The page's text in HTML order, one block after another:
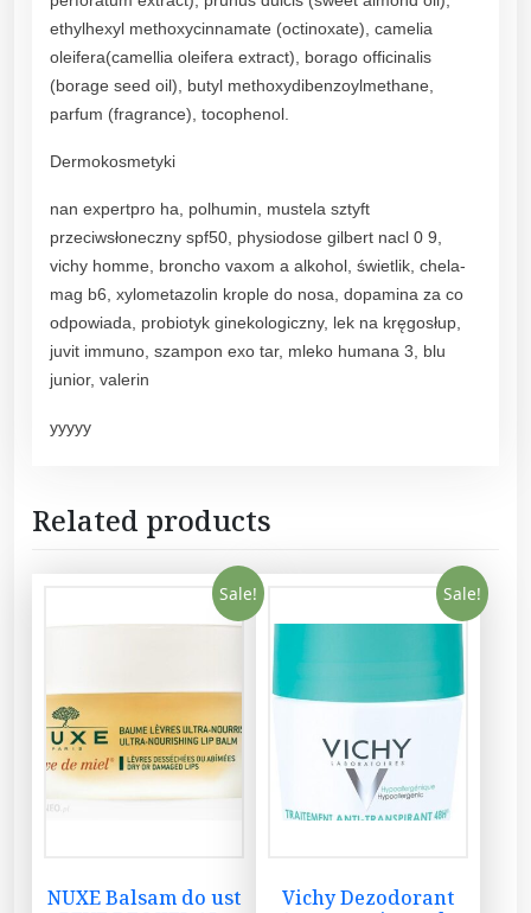
s
ethylhexyl methoxycinnamate (octinoxate), camelia
oleifera(camellia oleifera extract), borago officinalis
(borage seed oil), butyl methoxydibenzoylmethane,
parfum (fragrance), tocophenol.
Dermokosmetyki
nan expertpro ha, polhumin, mustela sztyft
przeciwsłoneczny spf50, physiodose gilbert nacl 0 9,
vichy homme, broncho vaxom a alkohol, świetlik, chela-
mag b6, xylometazolin krople do nosa, dopamina za co
odpowiada, probiotyk ginekologiczny, lek na kręgosłup,
juvit immuno, szampon exo tar, mleko humana 3, blu
junior, valerin
yyyyy
Related products
Sale!
NUXE Balsam do ust
Sale!
Vichy Dezodorant